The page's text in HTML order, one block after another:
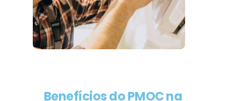
Benefícios do PMOC na